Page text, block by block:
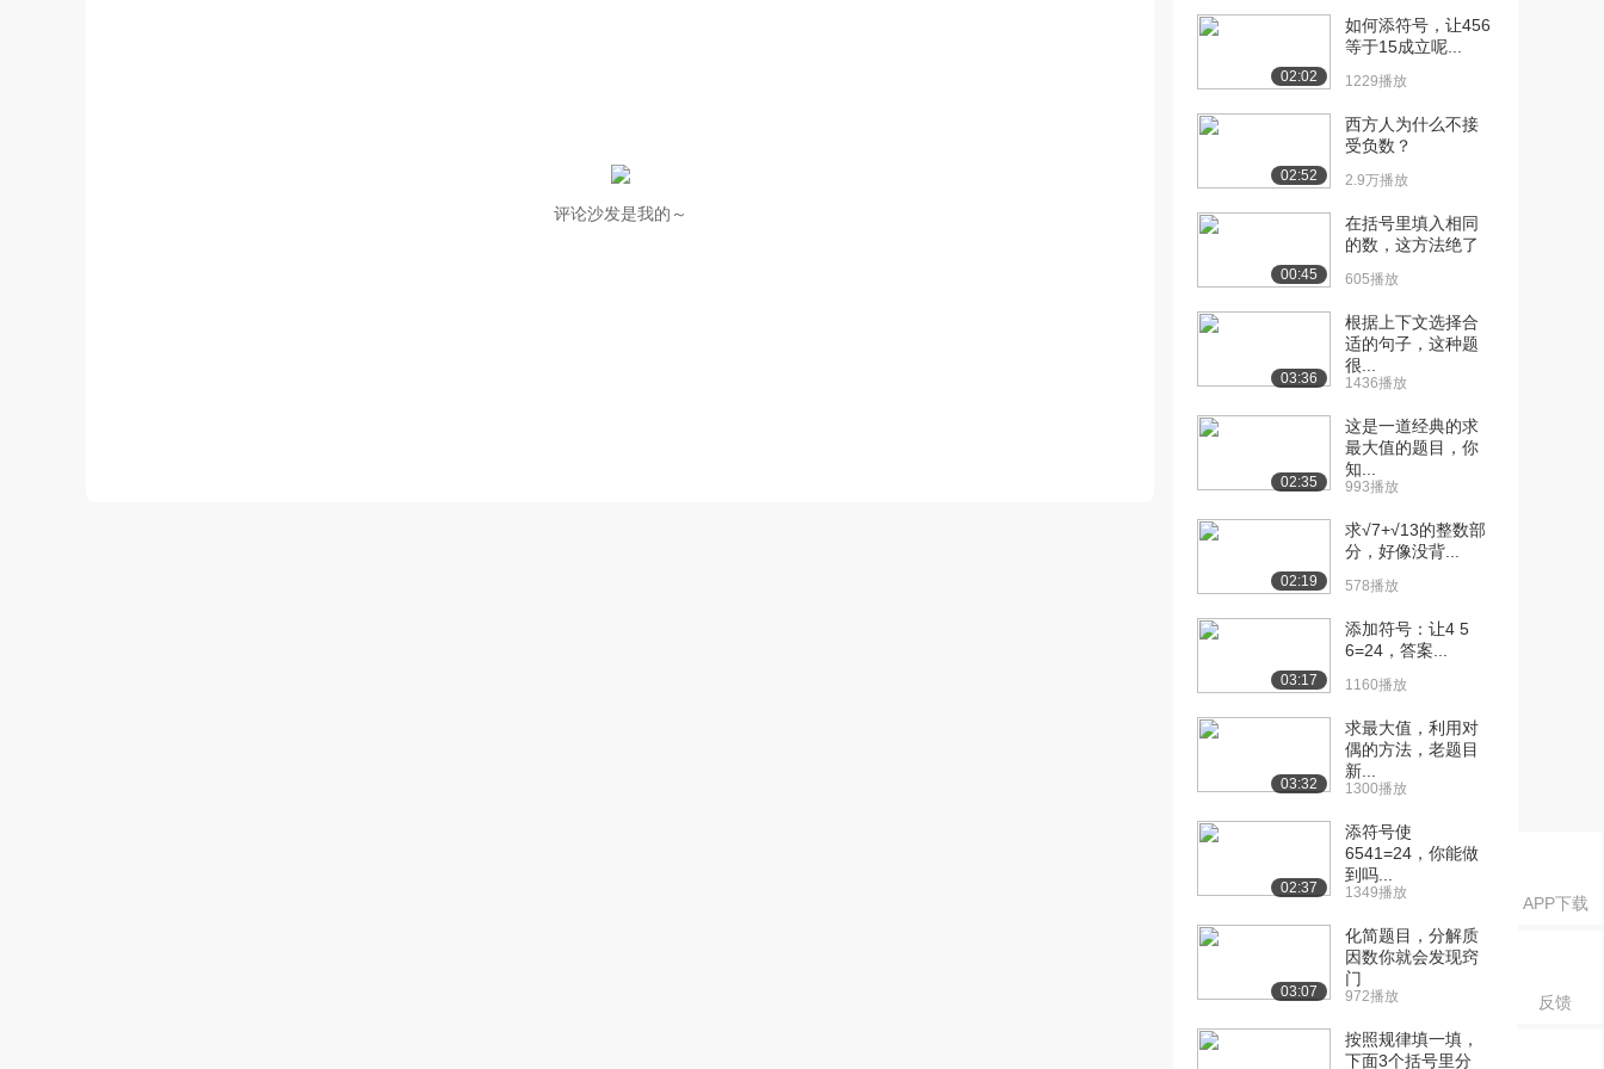
APP下载
反馈
评论沙发是我的～
[10] 6.2 两位数加一位数、
整十数（一...
1787播放
[11] 6.8 小括号（一）
12:25
[12] 6.8 小括号（一）
12:28
[13] 6.9 小括号（二）
13:20
[14] 6.9 小括号（二）
待播放
[15] 6.14 整理与复习
（二）（上）
（二）（下）
（三）（上）
（三）（下）
[19] 7.1 找规律（一）
（上）
1604播放
[20] 7.1 找规律（一）
2200播放
02:02
如何添符号，让456
等于15成立呢...
1229播放
02:52
西方人为什么不接
受负数？
2.9万播放
00:45
在括号里填入相同
的数，这方法绝了
605播放
03:36
根据上下文选择合
适的句子，这种题
很...
1436播放
02:35
这是一道经典的求
最大值的题目，你
知...
993播放
02:19
求√7+√13的整数部
分，好像没背...
578播放
03:17
添加符号：让4 5
6=24，答案...
1160播放
03:32
求最大值，利用对
偶的方法，老题目
新...
1300播放
02:37
添符号使
6541=24，你能做
到吗...
1349播放
03:07
化简题目，分解质
因数你就会发现窍
门
972播放
按照规律填一填，
下面3个括号里分